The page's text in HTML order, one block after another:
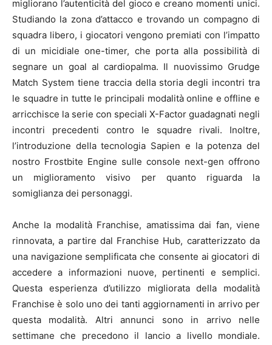
migliorano l’autenticità del gioco e creano momenti unici.
Studiando la zona d’attacco e trovando un compagno di
squadra libero, i giocatori vengono premiati con l’impatto
di un micidiale one-timer, che porta alla possibilità di
segnare un goal al cardiopalma. Il nuovissimo Grudge
Match System tiene traccia della storia degli incontri tra
le squadre in tutte le principali modalità online e offline e
arricchisce la serie con speciali X-Factor guadagnati negli
incontri precedenti contro le squadre rivali. Inoltre,
l’introduzione della tecnologia Sapien e la potenza del
nostro Frostbite Engine sulle console next-gen offrono
un miglioramento visivo per quanto riguarda la
somiglianza dei personaggi.
Anche la modalità Franchise, amatissima dai fan, viene
rinnovata, a partire dal Franchise Hub, caratterizzato da
una navigazione semplificata che consente ai giocatori di
accedere a informazioni nuove, pertinenti e semplici.
Questa esperienza d’utilizzo migliorata della modalità
Franchise è solo uno dei tanti aggiornamenti in arrivo per
questa modalità. Altri annunci sono in arrivo nelle
settimane che precedono il lancio a livello mondiale.